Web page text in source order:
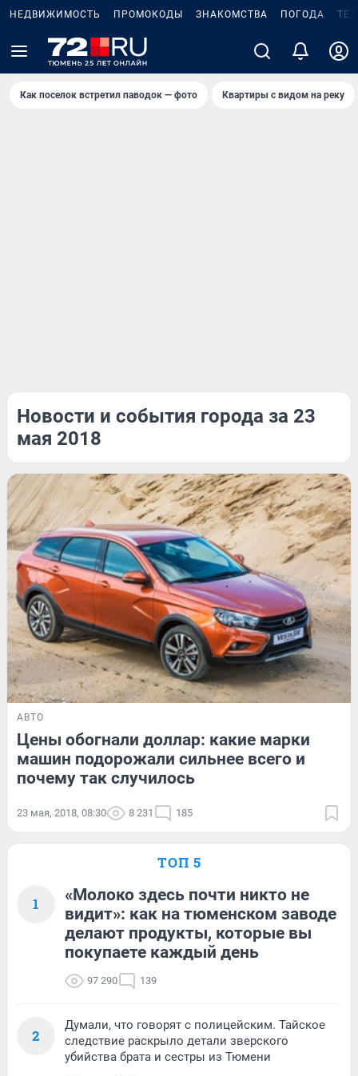
НЕДВИЖИМОСТЬ ПРОМОКОДЫ ЗНАКОМСТВА ПОГОДА
Как поселок встретил паводок — фото Квартиры с видом на реку
Новости и события города за 23
мая 2018
АВТО
Цены обогнали доллар: какие марки
машин подорожали сильнее всего и
почему так случилось
23 мая, 2018, 08:30 8 231 185
ТОП 5
1
«Молоко здесь почти никто не
видит»: как на тюменском заводе
делают продукты, которые вы
покупаете каждый день
97 290 139
2
Думали, что говорят с полицейским. Тайское
следствие раскрыло детали зверского
убийства брата и сестры из Тюмени